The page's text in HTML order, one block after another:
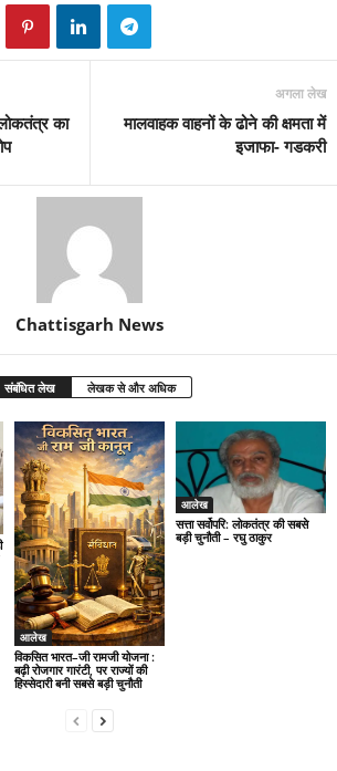
का
अगला लेख
मालवाहक वाहनों के ढोने की क्षमता में
इजाफा- गडकरी
Chattisgarh News
संबंधित लेख लेखक से और अधिक
आलेख
विकसित भारत–जी रामजी योजना :
बढ़ी रोजगार गारंटी, पर राज्यों की
हिस्सेदारी बनी सबसे बड़ी चुनौती
आलेख
सत्ता सर्वोपरि: लोकतंत्र की सबसे
बड़ी चुनौती – रघु ठाकुर